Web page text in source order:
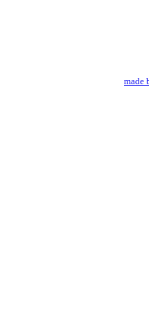
made